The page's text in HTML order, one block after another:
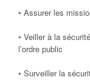
• Assurer les
• Veiller à la
l’ordre public
• Surveiller la